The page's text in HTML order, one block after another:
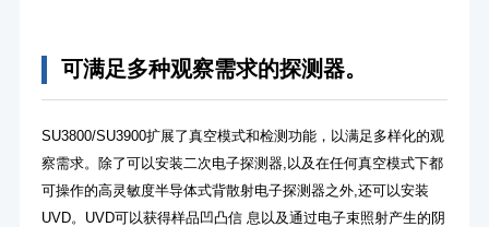
可满足多种观察需求的探测器。
SU3800/SU3900扩展了真空模式和检测功能，以满足多样化的观
察需求。除了可以安装二次电子探测器,以及在任何真空模式下都
可操作的高灵敏度半导体式背散射电子探测器之外,还可以安装
UVD。UVD可以获得样品凹凸信 息以及通过电子束照射产生的阴